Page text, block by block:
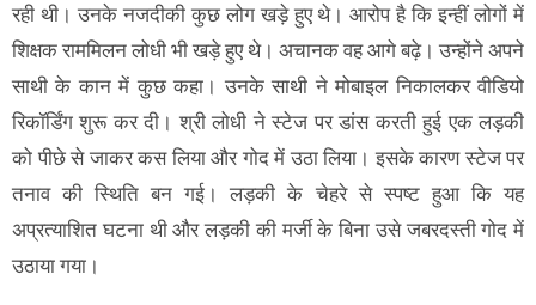
रही थी। उनके नजदीकी कुछ लोग खड़े हुए थे। आरोप है कि इन्हीं लोगों में
शिक्षक राममिलन लोधी भी खड़े हुए थे। अचानक वह आगे बढ़े। उन्होंने अपने
साथी के कान में कुछ कहा। उनके साथी ने मोबाइल निकालकर वीडियो
रिकॉर्डिंग शुरू कर दी। श्री लोधी ने स्टेज पर डांस करती हुई एक लड़की
को पीछे से जाकर कस लिया और गोद में उठा लिया। इसके कारण स्टेज पर
तनाव की स्थिति बन गई। लड़की के चेहरे से स्पष्ट हुआ कि यह
अप्रत्याशित घटना थी और लड़की की मर्जी के बिना उसे जबरदस्ती गोद में
उठाया गया।